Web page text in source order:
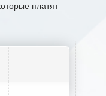
платят